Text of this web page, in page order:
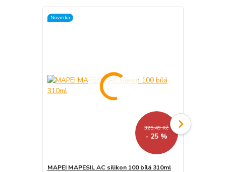
Novinka
325,49 Kč
- 25 %
MAPEI MAPESIL AC silikon 100 bílá 310ml